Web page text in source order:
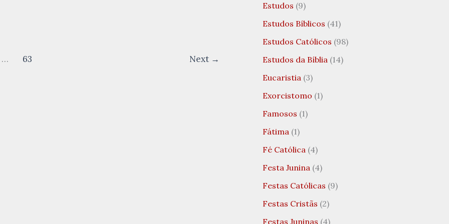
… 63 Next →
Estudos (9)
Estudos Bíblicos (41)
Estudos Católicos (98)
Estudos da Bíblia (14)
Eucaristia (3)
Exorcistomo (1)
Famosos (1)
Fátima (1)
Fé Católica (4)
Festa Junina (4)
Festas Católicas (9)
Festas Cristãs (2)
Festas Juninas (4)